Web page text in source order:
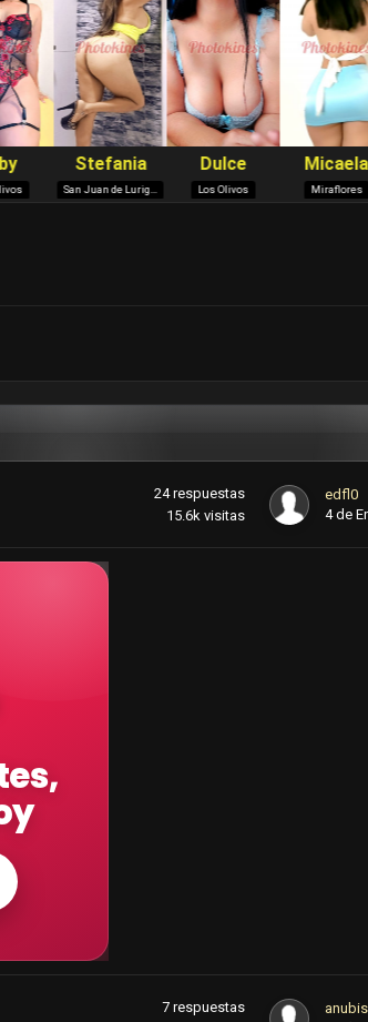
24 respuestas
15.6k visitas
edfl0
4 de
7 respuestas